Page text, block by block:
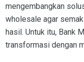
mengembangkan
wholesale agar
hasil. Untuk itu, Bank
transformasi dengan